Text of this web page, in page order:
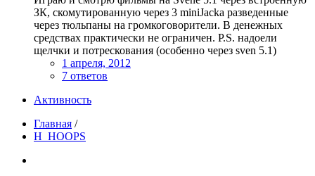
ЗК, скомутированную через 3 miniJacka разведенные
через тюльпаны на громкоговорители. В денежных
средствах практически не ограничен. P.S. надоели
щелчки и потрескования (особенно через sven 5.1)
1 апреля, 2012
7 ответов
Активность
Главная /
H_HOOPS